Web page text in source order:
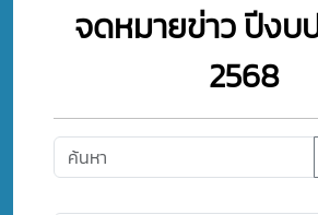
จดหมายข่าว ปีงบ
2568